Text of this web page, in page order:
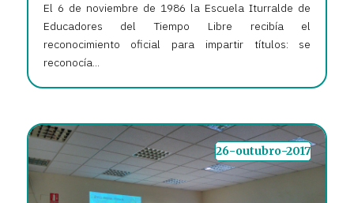
El 6 de noviembre de 1986 la Escuela Iturralde de
Educadores del Tiempo Libre recibía el
reconocimiento oficial para impartir títulos: se
reconocía...
26-outubro-2017